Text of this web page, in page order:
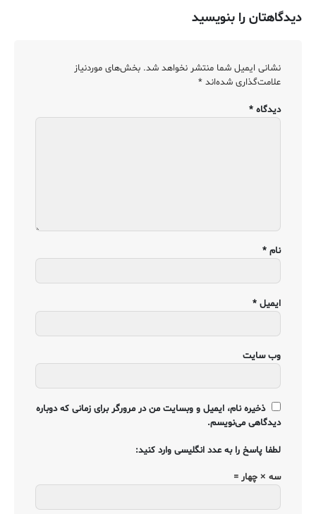
دیدگاهتان را بنویسید
نشانی ایمیل شما منتشر نخواهد شد. بخش‌های موردنیاز
علامت‌گذاری شده‌اند *
دیدگاه *
نام *
ایمیل *
وب‌ سایت
ذخیره نام، ایمیل و وبسایت من در مرورگر برای زمانی که دوباره
دیدگاهی می‌نویسم.
لطفا پاسخ را به عدد انگلیسی وارد کنید:
سه × چهار =